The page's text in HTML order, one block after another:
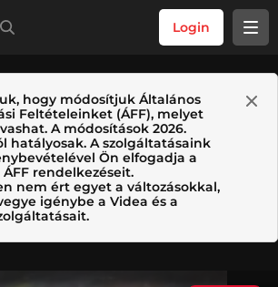
Login
hogy módosítjuk Általános
Feltételeinket (ÁFF), melyet
A módosítások 2026.
hatályosak. A szolgáltatásaink
Ön elfogadja a
rendelkezéseit.
nem ért egyet a változásokkal,
igénybe a Videa és a